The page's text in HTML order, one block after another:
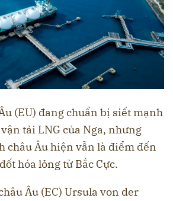
(EU) đang chuẩn bị siết mạnh
tải LNG của Nga, nhưng
châu Âu hiện vẫn là điểm đến
hóa lỏng từ Bắc Cực.
Âu (EC) Ursula von der